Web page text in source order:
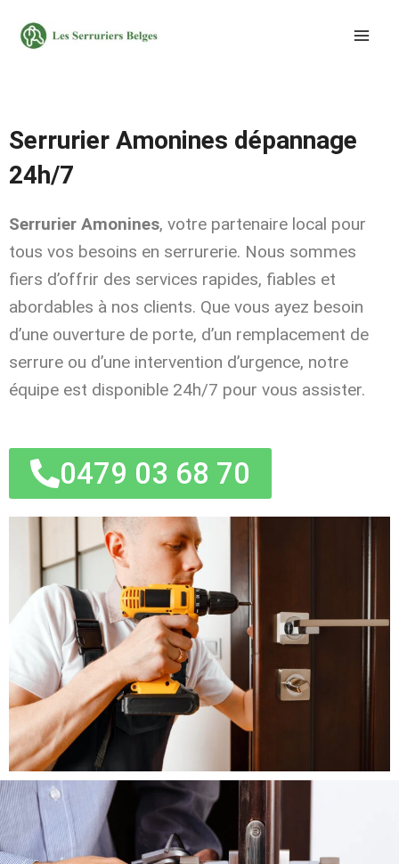
Serrurier Amonines dépannage
24h/7
Serrurier Amonines, votre partenaire local pour
tous vos besoins en serrurerie. Nous sommes
fiers d’offrir des services rapides, fiables et
abordables à nos clients. Que vous ayez besoin
d’une ouverture de porte, d’un remplacement de
serrure ou d’une intervention d’urgence, notre
équipe est disponible 24h/7 pour vous assister.
0479 03 68 70